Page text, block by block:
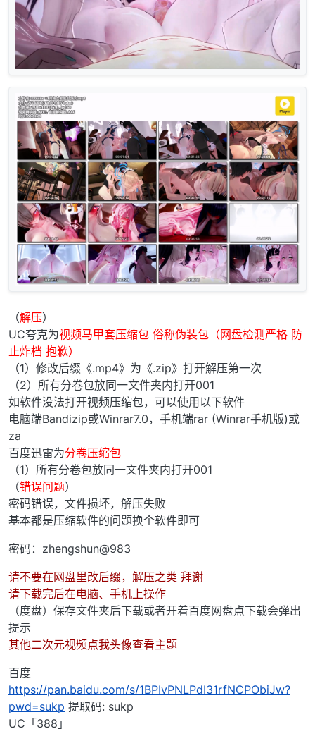
（解压）
UC夸克为视频马甲套压缩包 俗称伪装包（网盘检测严格 防
止炸档 抱歉）
（1）修改后缀《.mp4》为《.zip》打开解压第一次
（2）所有分卷包放同一文件夹内打开001
如软件没法打开视频压缩包，可以使用以下软件
电脑端Bandizip或Winrar7.0，手机端rar (Winrar手机版)或
za
百度迅雷为分卷压缩包
（1）所有分卷包放同一文件夹内打开001
（错误问题）
密码错误，文件损坏，解压失败
基本都是压缩软件的问题换个软件即可
密码：zhengshun@983
请不要在网盘里改后缀，解压之类 拜谢
请下载完后在电脑、手机上操作
（度盘）保存文件夹后下载或者开着百度网盘点下载会弹出
提示
其他二次元视频点我头像查看主题
百度
https://pan.baidu.com/s/1BPIvPNLPdI31rfNCPObiJw?
pwd=sukp 提取码: sukp
UC「388」